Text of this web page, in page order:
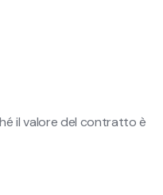
il valore del contratto è